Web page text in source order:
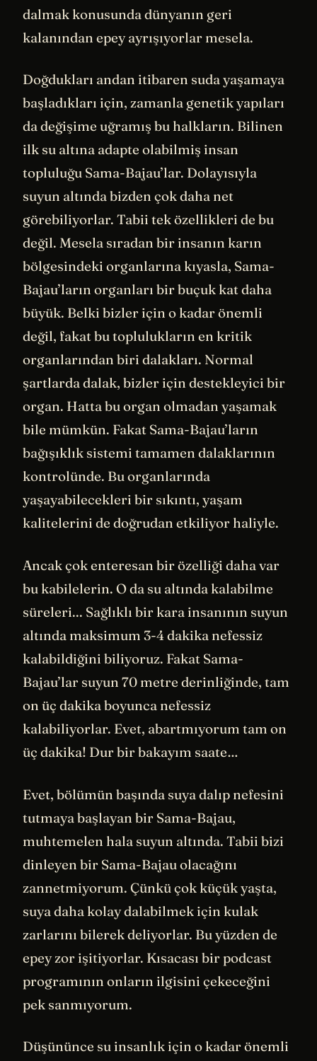
dalmak konusunda dünyanın geri
kalanından epey ayrışıyorlar mesela.
Doğdukları andan itibaren suda yaşamaya
başladıkları için, zamanla genetik yapıları
da değişime uğramış bu halkların. Bilinen
ilk su altına adapte olabilmiş insan
topluluğu Sama-Bajau’lar. Dolayısıyla
suyun altında bizden çok daha net
görebiliyorlar. Tabii tek özellikleri de bu
değil. Mesela sıradan bir insanın karın
bölgesindeki organlarına kıyasla, Sama-
Bajau’ların organları bir buçuk kat daha
büyük. Belki bizler için o kadar önemli
değil, fakat bu toplulukların en kritik
organlarından biri dalakları. Normal
şartlarda dalak, bizler için destekleyici bir
organ. Hatta bu organ olmadan yaşamak
bile mümkün. Fakat Sama-Bajau’ların
bağışıklık sistemi tamamen dalaklarının
kontrolünde. Bu organlarında
yaşayabilecekleri bir sıkıntı, yaşam
kalitelerini de doğrudan etkiliyor haliyle.
Ancak çok enteresan bir özelliği daha var
bu kabilelerin. O da su altında kalabilme
süreleri... Sağlıklı bir kara insanının suyun
altında maksimum 3-4 dakika nefessiz
kalabildiğini biliyoruz. Fakat Sama-
Bajau’lar suyun 70 metre derinliğinde, tam
on üç dakika boyunca nefessiz
kalabiliyorlar. Evet, abartmıyorum tam on
üç dakika! Dur bir bakayım saate…
Evet, bölümün başında suya dalıp nefesini
tutmaya başlayan bir Sama-Bajau,
muhtemelen hala suyun altında. Tabii bizi
dinleyen bir Sama-Bajau olacağını
zannetmiyorum. Çünkü çok küçük yaşta,
suya daha kolay dalabilmek için kulak
zarlarını bilerek deliyorlar. Bu yüzden de
epey zor işitiyorlar. Kısacası bir podcast
programının onların ilgisini çekeceğini
pek sanmıyorum.
Düşününce su insanlık için o kadar önemli